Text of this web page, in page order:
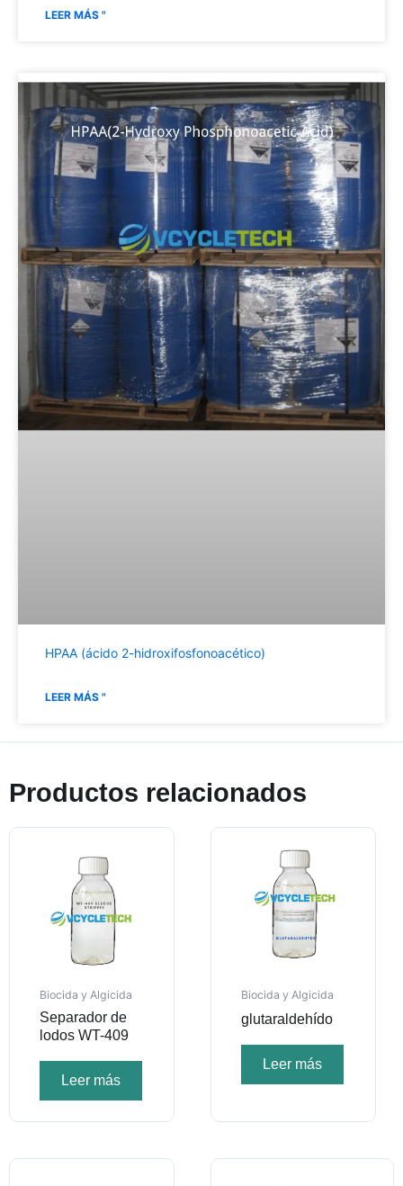
LEER MÁS "
HPAA (ácido 2-hidroxifosfonoacético)
LEER MÁS "
Productos relacionados
Biocida y Algicida
Separador de
lodos WT-409
Leer más
Biocida y Algicida
glutaraldehído
Leer más